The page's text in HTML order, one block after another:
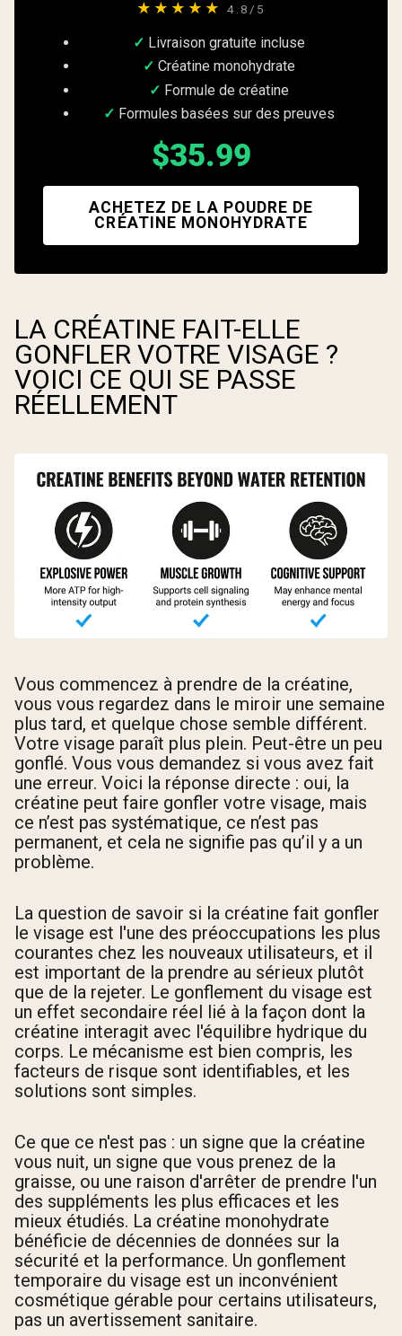
★★★★★ 4.8/5
Livraison gratuite incluse
Créatine monohydrate
Formule de créatine
Formules basées sur des preuves
$35.99
ACHETEZ DE LA POUDRE DE
CRÉATINE MONOHYDRATE
LA CRÉATINE FAIT-ELLE
GONFLER VOTRE VISAGE ?
VOICI CE QUI SE PASSE
RÉELLEMENT
Vous commencez à prendre de la créatine,
vous vous regardez dans le miroir une semaine
plus tard, et quelque chose semble différent.
Votre visage paraît plus plein. Peut-être un peu
gonflé. Vous vous demandez si vous avez fait
une erreur. Voici la réponse directe : oui, la
créatine peut faire gonfler votre visage, mais
ce n’est pas systématique, ce n’est pas
permanent, et cela ne signifie pas qu’il y a un
problème.
La question de savoir si la créatine fait gonfler
le visage est l'une des préoccupations les plus
courantes chez les nouveaux utilisateurs, et il
est important de la prendre au sérieux plutôt
que de la rejeter. Le gonflement du visage est
un effet secondaire réel lié à la façon dont la
créatine interagit avec l'équilibre hydrique du
corps. Le mécanisme est bien compris, les
facteurs de risque sont identifiables, et les
solutions sont simples.
Ce que ce n'est pas : un signe que la créatine
vous nuit, un signe que vous prenez de la
graisse, ou une raison d'arrêter de prendre l'un
des suppléments les plus efficaces et les
mieux étudiés. La créatine monohydrate
bénéficie de décennies de données sur la
sécurité et la performance. Un gonflement
temporaire du visage est un inconvénient
cosmétique gérable pour certains utilisateurs,
pas un avertissement sanitaire.